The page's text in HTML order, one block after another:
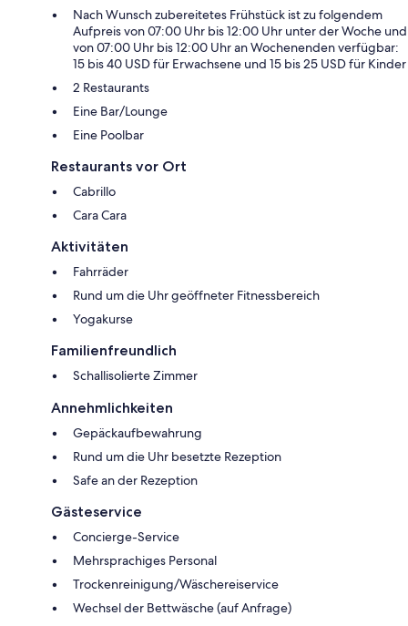
Nach Wunsch zubereitetes Frühstück ist zu folgendem
Aufpreis von 07:00 Uhr bis 12:00 Uhr unter der Woche und
von 07:00 Uhr bis 12:00 Uhr an Wochenenden verfügbar:
15 bis 40 USD für Erwachsene und 15 bis 25 USD für Kinder
2 Restaurants
Eine Bar/Lounge
Eine Poolbar
Restaurants vor Ort
Cabrillo
Cara Cara
Aktivitäten
Fahrräder
Rund um die Uhr geöffneter Fitnessbereich
Yogakurse
Familienfreundlich
Schallisolierte Zimmer
Annehmlichkeiten
Gepäckaufbewahrung
Rund um die Uhr besetzte Rezeption
Safe an der Rezeption
Gästeservice
Concierge-Service
Mehrsprachiges Personal
Trockenreinigung/Wäschereiservice
Wechsel der Bettwäsche (auf Anfrage)